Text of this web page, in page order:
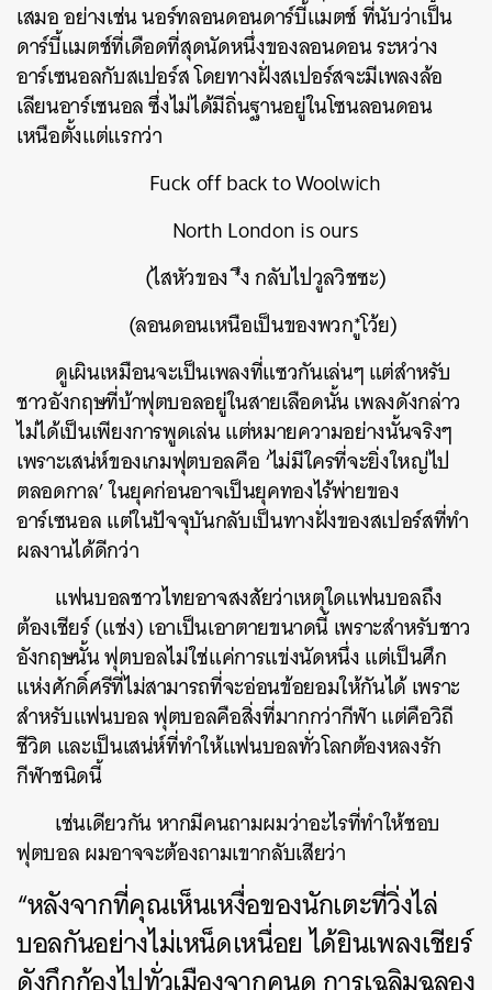
เสมอ อย่างเช่น นอร์ทลอนดอนดาร์บี้แมตช์ ที่นับว่าเป็น
ดาร์บี้แมตช์ที่เดือดที่สุดนัดหนึ่งของลอนดอน ระหว่าง
อาร์เซนอลกับสเปอร์ส โดยทางฝั่งสเปอร์สจะมีเพลงล้อ
เลียนอาร์เซนอล ซึ่งไม่ได้มีถิ่นฐานอยู่ในโซนลอนดอน
เหนือตั้งแต่แรกว่า
Fuck off back to Woolwich
North London is ours
(ไสหัวของ *ึง กลับไปวูลวิชซะ)
(ลอนดอนเหนือเป็นของพวก*ูโว้ย)
ดูเผินเหมือนจะเป็นเพลงที่แซวกันเล่นๆ แต่สำหรับ
ชาวอังกฤษที่บ้าฟุตบอลอยู่ในสายเลือดนั้น เพลงดังกล่าว
ไม่ได้เป็นเพียงการพูดเล่น แต่หมายความอย่างนั้นจริงๆ
เพราะเสน่ห์ของเกมฟุตบอลคือ ‘ไม่มีใครที่จะยิ่งใหญ่ไป
ตลอดกาล’ ในยุคก่อนอาจเป็นยุคทองไร้พ่ายของ
อาร์เซนอล แต่ในปัจจุบันกลับเป็นทางฝั่งของสเปอร์สที่ทำ
ผลงานได้ดีกว่า
แฟนบอลชาวไทยอาจสงสัยว่าเหตุใดแฟนบอลถึง
ต้องเชียร์ (แช่ง) เอาเป็นเอาตายขนาดนี้ เพราะสำหรับชาว
อังกฤษนั้น ฟุตบอลไม่ใช่แค่การแข่งนัดหนึ่ง แต่เป็นศึก
แห่งศักดิ์ศรีที่ไม่สามารถที่จะอ่อนข้อยอมให้กันได้ เพราะ
สำหรับแฟนบอล ฟุตบอลคือสิ่งที่มากกว่ากีฬา แต่คือวิถี
ชีวิต และเป็นเสน่ห์ที่ทำให้แฟนบอลทั่วโลกต้องหลงรัก
กีฬาชนิดนี้
เช่นเดียวกัน หากมีคนถามผมว่าอะไรที่ทำให้ชอบ
ฟุตบอล ผมอาจจะต้องถามเขากลับเสียว่า
“หลังจากที่คุณเห็นเหงื่อของนักเตะที่วิ่งไล่
บอลกันอย่างไม่เหน็ดเหนื่อยได้ยินเพลงเชียร์